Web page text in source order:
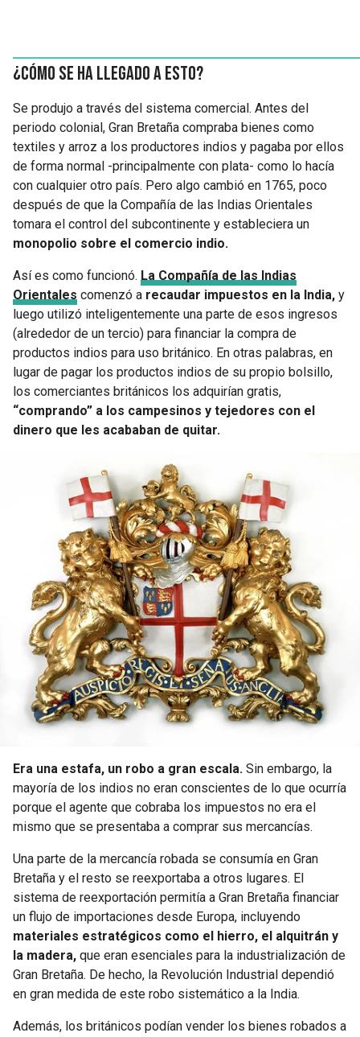
¿Cómo se ha llegado a esto?
Se produjo a través del sistema comercial. Antes del
periodo colonial, Gran Bretaña compraba bienes como
textiles y arroz a los productores indios y pagaba por ellos
de forma normal -principalmente con plata- como lo hacía
con cualquier otro país. Pero algo cambió en 1765, poco
después de que la Compañía de las Indias Orientales
tomara el control del subcontinente y estableciera un
monopolio sobre el comercio indio.
Así es como funcionó. La Compañía de las Indias
Orientales comenzó a recaudar impuestos en la India, y
luego utilizó inteligentemente una parte de esos ingresos
(alrededor de un tercio) para financiar la compra de
productos indios para uso británico. En otras palabras, en
lugar de pagar los productos indios de su propio bolsillo,
los comerciantes británicos los adquirían gratis,
“comprando” a los campesinos y tejedores con el
dinero que les acababan de quitar.
Era una estafa, un robo a gran escala. Sin embargo, la
mayoría de los indios no eran conscientes de lo que ocurría
porque el agente que cobraba los impuestos no era el
mismo que se presentaba a comprar sus mercancías.
Una parte de la mercancía robada se consumía en Gran
Bretaña y el resto se reexportaba a otros lugares. El
sistema de reexportación permitía a Gran Bretaña financiar
un flujo de importaciones desde Europa, incluyendo
materiales estratégicos como el hierro, el alquitrán y
la madera, que eran esenciales para la industrialización de
Gran Bretaña. De hecho, la Revolución Industrial dependió
en gran medida de este robo sistemático a la India.
Además, los británicos podían vender los bienes robados a